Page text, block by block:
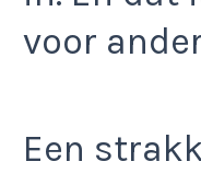
voor
Een